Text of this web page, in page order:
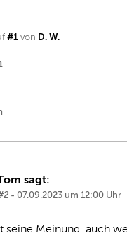
#1 von D. W.
sagt:
- 07.09.2023 um 12:00 Uhr
seine Meinung, auch